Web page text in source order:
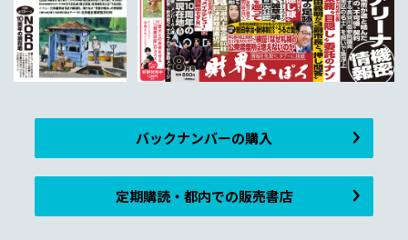
バックナンバーの購入
定期購読・都内での販売書店